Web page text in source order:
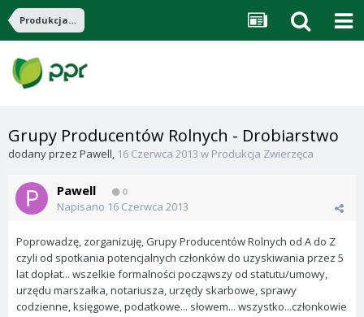
Produkcja Zwierzęca
Grupy Producentów Rolnych - Drobiarstwo
dodany przez Pawell, 16 Czerwca 2013 w Produkcja Zwierzęca
Pawell 0
Napisano 16 Czerwca 2013
Poprowadzę, zorganizuję, Grupy Producentów Rolnych od A do Z
czyli od spotkania potencjalnych członków do uzyskiwania przez 5
lat dopłat... wszelkie formalności począwszy od statutu/umowy,
urzędu marszałka, notariusza, urzędy skarbowe, sprawy
codzienne, księgowe, podatkowe... słowem... wszystko...członkowie